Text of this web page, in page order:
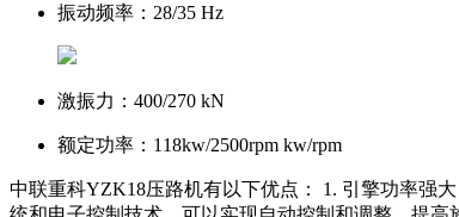
振动频率： 28/35 Hz
激振力： 400/270 kN
额定功率： 118kw/2500rpm kw/rpm
中联重科YZK18压路机有以下优点： 1. 引擎功率强